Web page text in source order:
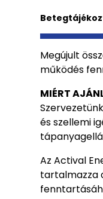
Megújult
működés
MIÉRT
és szellemi
Az Actival
tartalmazza